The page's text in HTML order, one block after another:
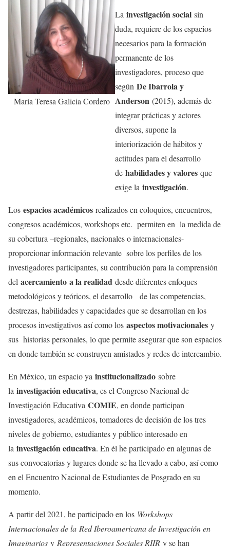
María Teresa Galicia Cordero
La investigación social sin
duda, requiere de los espacios
necesarios para la formación
permanente de los
investigadores, proceso que
según De Ibarrola y
Anderson (2015), además de
integrar prácticas y actores
diversos, supone la
interiorización de hábitos y
actitudes para el desarrollo
de habilidades y valores que
exige la investigación.
Los espacios académicos realizados en coloquios, encuentros,
congresos académicos, workshops etc. permiten en la medida de
su cobertura –regionales, nacionales o internacionales-
proporcionar información relevante sobre los perfiles de los
investigadores participantes, su contribución para la comprensión
del acercamiento a la realidad desde diferentes enfoques
metodológicos y teóricos, el desarrollo de las competencias,
destrezas, habilidades y capacidades que se desarrollan en los
procesos investigativos así como los aspectos motivacionales y
sus historias personales, lo que permite asegurar que son espacios
en donde también se construyen amistades y redes de intercambio.
En México, un espacio ya institucionalizado sobre
la investigación educativa, es el Congreso Nacional de
Investigación Educativa COMIE, en donde participan
investigadores, académicos, tomadores de decisión de los tres
niveles de gobierno, estudiantes y público interesado en
la investigación educativa. En él he participado en algunas de
sus convocatorias y lugares donde se ha llevado a cabo, así como
en el Encuentro Nacional de Estudiantes de Posgrado en su
momento.
A partir del 2021, he participado en los Workshops
Internacionales de la Red Iberoamericana de Investigación en
Imaginarios y Representaciones Sociales RIIR y se han